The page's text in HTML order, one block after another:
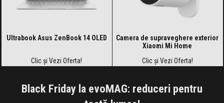
Ultrabook Asus ZenBook 14 OLED
Clic și Vezi Oferta!
Camera de supraveghere exterior
Xiaomi Mi Home
Clic și Vezi Oferta!
Black Friday la evoMAG: reduceri pentru